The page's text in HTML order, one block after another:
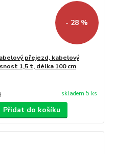
- 28 %
přejezd, kabelový
1,5 t, délka 100 cm
skladem 5 ks
Přidat do košíku